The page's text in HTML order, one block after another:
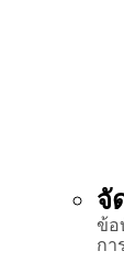
จั
ข้อ
กา